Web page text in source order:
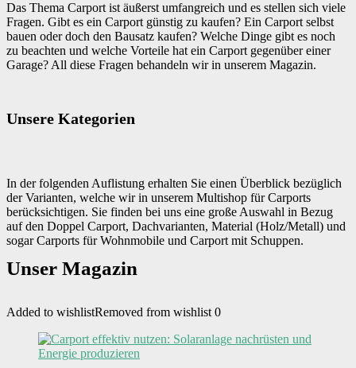
Das Thema Carport ist äußerst umfangreich und es stellen sich viele
Fragen. Gibt es ein Carport günstig zu kaufen? Ein Carport selbst
bauen oder doch den Bausatz kaufen? Welche Dinge gibt es noch
zu beachten und welche Vorteile hat ein Carport gegenüber einer
Garage? All diese Fragen behandeln wir in unserem Magazin.
Unsere Kategorien
In der folgenden Auflistung erhalten Sie einen Überblick bezüglich
der Varianten, welche wir in unserem Multishop für Carports
berücksichtigen. Sie finden bei uns eine große Auswahl in Bezug
auf den Doppel Carport, Dachvarianten, Material (Holz/Metall) und
sogar Carports für Wohnmobile und Carport mit Schuppen.
Unser Magazin
Added to wishlistRemoved from wishlist 0